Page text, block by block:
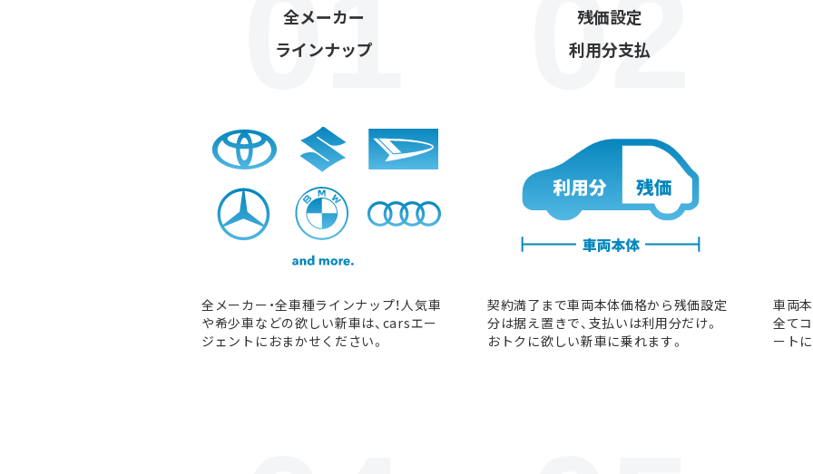
全メーカー
ラインナップ
全メーカー・全車種ラインナップ！人気車
や希少車などの欲しい新車は、carsエー
ジェントにおまかせください。
残価設定
利用分支払
契約満了まで車両本体価格から残価設定
分は据え置きで、支払いは利用分だけ。
おトクに欲しい新車に乗れます。
車両
全て
ート